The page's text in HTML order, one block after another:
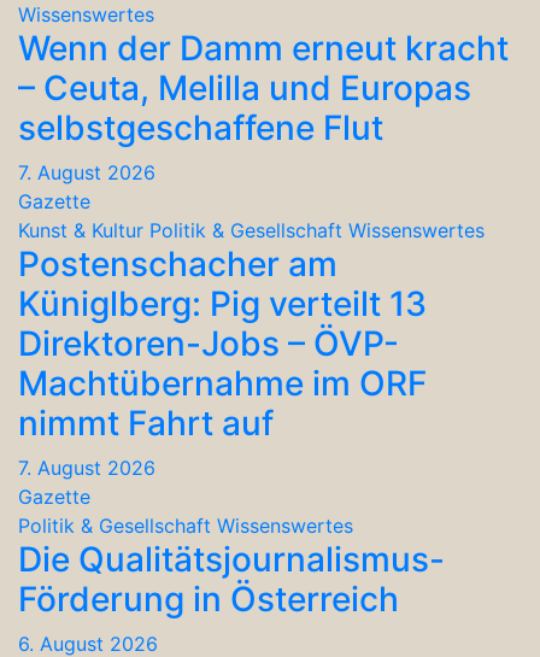
Wissenswertes
Wenn der Damm erneut kracht
– Ceuta, Melilla und Europas
selbstgeschaffene Flut
7. August 2026
Gazette
Kunst & Kultur Politik & Gesellschaft Wissenswertes
Postenschacher am
Küniglberg: Pig verteilt 13
Direktoren-Jobs – ÖVP-
Machtübernahme im ORF
nimmt Fahrt auf
7. August 2026
Gazette
Politik & Gesellschaft Wissenswertes
Die Qualitätsjournalismus-
Förderung in Österreich
6. August 2026